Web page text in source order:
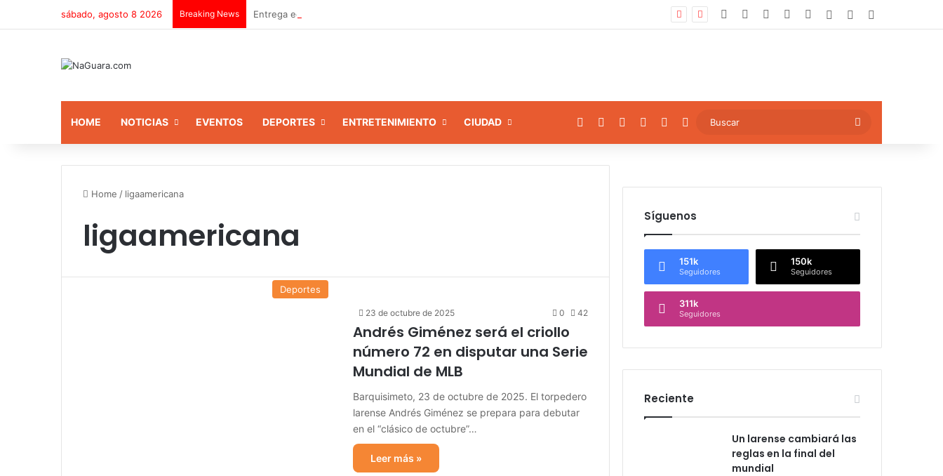
sábado, agosto 8 2026 Breaking News Entrega equipamiento a 8 instituciones educativas en Tamaca Facebook YouTubeInstagram
TikTokLog InArtículo
HOME NOTICIAS EVENTOS DEPORTES ENTRETENIMIENTO CIUDAD Facebook YouTubeInstagram
TikTokArtículo aleatorio
Home / ligaamericana
ligaamericana
Deportes
23 de octubre de 2025 0 42
Andrés Giménez será el criollo
número 72 en disputar una Serie
Mundial de MLB
Barquisimeto, 23 de octubre de 2025. El torpedero
larense Andrés Giménez se prepara para debutar
en el “clásico de octubre”…
Leer más »
Síguenos
151k
Seguidores
150k
Seguidores
311k
Seguidores
Reciente
Un larense cambiará las
reglas en la final del
mundial